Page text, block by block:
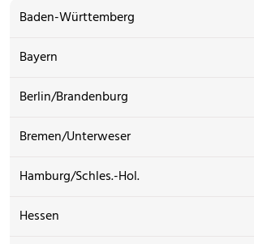
Baden-Württemberg
Bayern
Berlin/Brandenburg
Bremen/Unterweser
Hamburg/Schles.-Hol.
Hessen